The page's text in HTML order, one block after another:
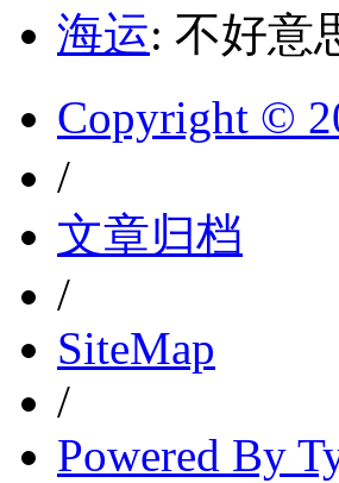
海运: 不好意
Copyright ©
/
文章归档
/
SiteMap
/
Powered By